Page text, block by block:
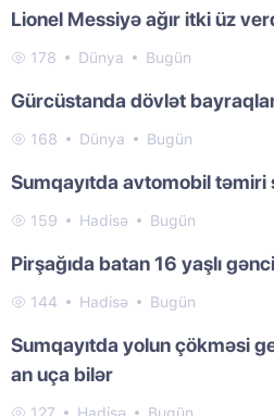
Lionel Messiyə ağır itki üz
178 Dünya Bugün
Gürcüstanda dövlət
168 Dünya Bugün
Sumqayıtda avtomobil təmiri
159 Hadisə Bugün
Pirşağıda batan 16 yaşlı
144 Hadisə Bugün
Sumqayıtda yolun çökməsi
an uça bilər